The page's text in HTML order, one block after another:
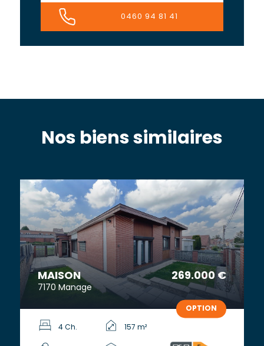
0460 94 81 41
Nos biens similaires
MAISON 269.000 €
7170 Manage
OPTION
4 Ch. 157 m²